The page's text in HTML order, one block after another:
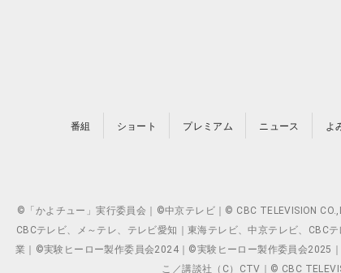
番組 ショート プレミアム ニュース よ
©「かよチュー」実行委員会｜©中京テレビ｜© CBC TELEVISION
CBCテレビ、メ～テレ、テレビ愛知｜東海テレビ、中京テレビ、
業｜©実験ヒーロー製作委員会2024｜©実験ヒーロー製作委員会2025
こ／講談社（C）CTV｜© CBC